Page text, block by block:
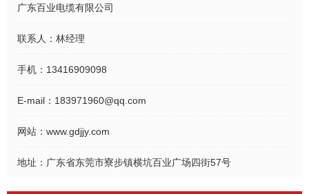
广东百业电缆有限公司
联系人： 林经理
手机： 13416909098
E-mail： 183971960@qq.com
网站： www.gdjjy.com
地址： 广东省东莞市寮步镇横坑百业广场四街57号